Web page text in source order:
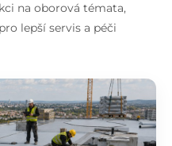
na oborová témata,
lepší servis a péči